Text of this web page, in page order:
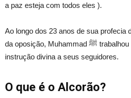
a paz esteja com todos eles ).
Ao longo dos 23 anos de sua profecia
da oposição, Muhammad ﷺ trabalhou para comunicar a
instrução divina a seus seguidores.
O que é o Alcorão?